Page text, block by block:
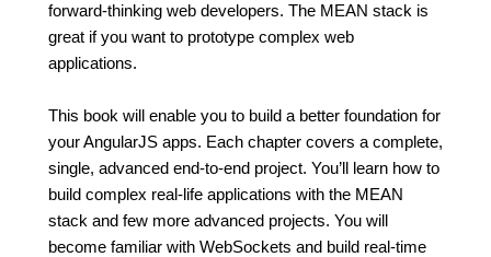
forward-thinking web developers. The MEAN stack is
great if you want to prototype complex web
applications.
This book will enable you to build a better foundation for
your AngularJS apps. Each chapter covers a complete,
single, advanced end-to-end project. You’ll learn how to
build complex real-life applications with the MEAN
stack and few more advanced projects. You will
become familiar with WebSockets and build real-time